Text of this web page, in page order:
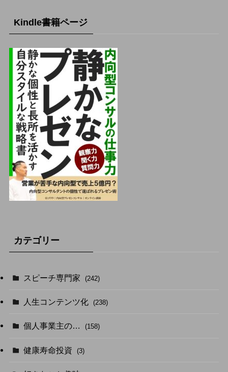
Kindle書籍ページ
カテゴリー
スピーチ専門家 (242)
人生コンテンツ化 (238)
個人事業主の… (158)
健康寿命投資 (3)